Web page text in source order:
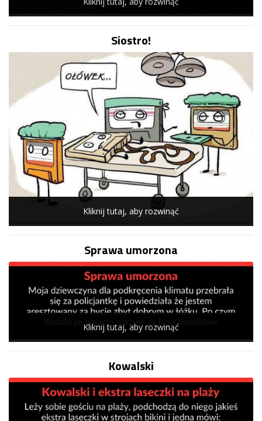
Siostro!
Kliknij tutaj, aby rozwinąć
Sprawa umorzona
Kliknij tutaj, aby rozwinąć
Kowalski